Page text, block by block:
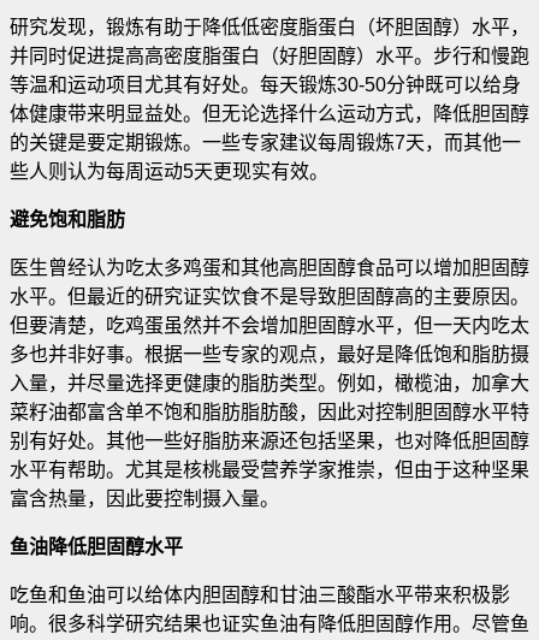
研究发现，锻炼有助于降低低密度脂蛋白（坏胆固醇）水平，
并同时促进提高高密度脂蛋白（好胆固醇）水平。步行和慢跑
等温和运动项目尤其有好处。每天锻炼30-50分钟既可以给身
体健康带来明显益处。但无论选择什么运动方式，降低胆固醇
的关键是要定期锻炼。一些专家建议每周锻炼7天，而其他一
些人则认为每周运动5天更现实有效。
避免饱和脂肪
医生曾经认为吃太多鸡蛋和其他高胆固醇食品可以增加胆固醇
水平。但最近的研究证实饮食不是导致胆固醇高的主要原因。
但要清楚，吃鸡蛋虽然并不会增加胆固醇水平，但一天内吃太
多也并非好事。根据一些专家的观点，最好是降低饱和脂肪摄
入量，并尽量选择更健康的脂肪类型。例如，橄榄油，加拿大
菜籽油都富含单不饱和脂肪脂肪酸，因此对控制胆固醇水平特
别有好处。其他一些好脂肪来源还包括坚果，也对降低胆固醇
水平有帮助。尤其是核桃最受营养学家推崇，但由于这种坚果
富含热量，因此要控制摄入量。
鱼油降低胆固醇水平
吃鱼和鱼油可以给体内胆固醇和甘油三酸酯水平带来积极影
响。很多科学研究结果也证实鱼油有降低胆固醇作用。尽管鱼